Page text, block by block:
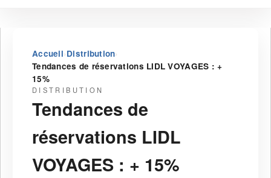
Accueil›Distribution›
Tendances de réservations LIDL VOYAGES : +
15%
DISTRIBUTION
Tendances de
réservations LIDL
VOYAGES : + 15%